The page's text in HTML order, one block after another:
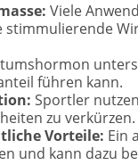
Viele
stimmulierende
führen kann.
Sportler
zu verkürzen.
Vorteile: Ein
und kann dazu